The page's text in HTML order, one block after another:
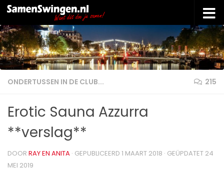
Doorgaan naar inhoud
ONDERTUSSEN IN DE CLUB... 215
Erotic Sauna Azzurra
**verslag**
DOOR RAY EN ANITA · GEPUBLICEERD 1 MAART 2018 · GEÜPDATET 24
MEI 2019